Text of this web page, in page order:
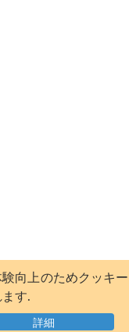
向上のためクッキ
す.
詳細